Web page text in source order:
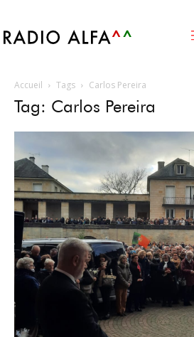
Accueil Tags Carlos Pereira
Tag: Carlos Pereira